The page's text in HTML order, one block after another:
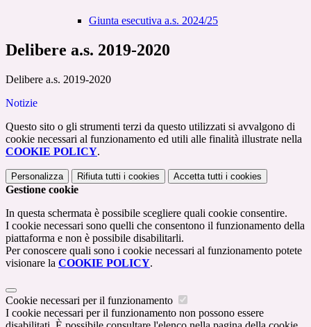
Giunta esecutiva a.s. 2024/25
Delibere a.s. 2019-2020
Delibere a.s. 2019-2020
Notizie
Questo sito o gli strumenti terzi da questo utilizzati si avvalgono di
cookie necessari al funzionamento ed utili alle finalità illustrate nella
COOKIE POLICY.
Personalizza Rifiuta tutti i cookies Accetta tutti i cookies
Gestione cookie
In questa schermata è possibile scegliere quali cookie consentire.
I cookie necessari sono quelli che consentono il funzionamento della
piattaforma e non è possibile disabilitarli.
Per conoscere quali sono i cookie necessari al funzionamento potete
visionare la COOKIE POLICY.
Cookie necessari per il funzionamento
I cookie necessari per il funzionamento non possono essere